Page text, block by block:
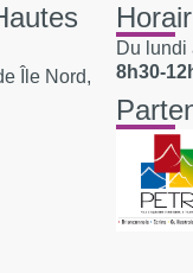
Île Nord,
Du lundi
8h30-